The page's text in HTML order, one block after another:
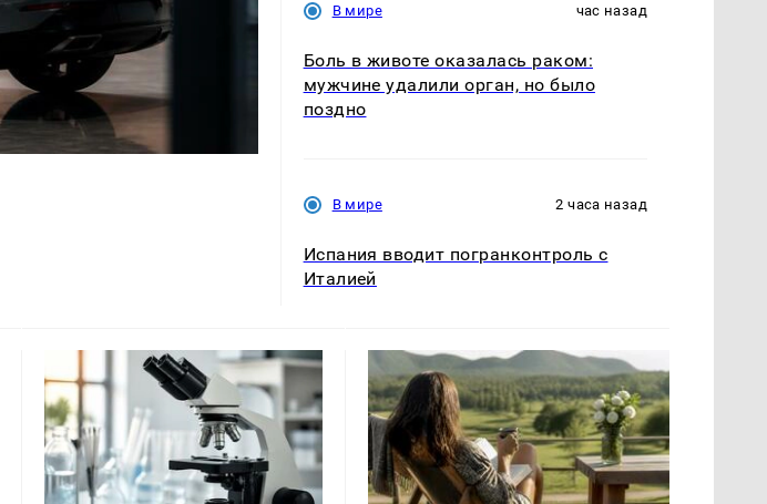
В мире час назад
Боль в животе оказалась раком:
мужчине удалили орган, но было
поздно
В мире 2 часа назад
Испания вводит погранконтроль с
Италией